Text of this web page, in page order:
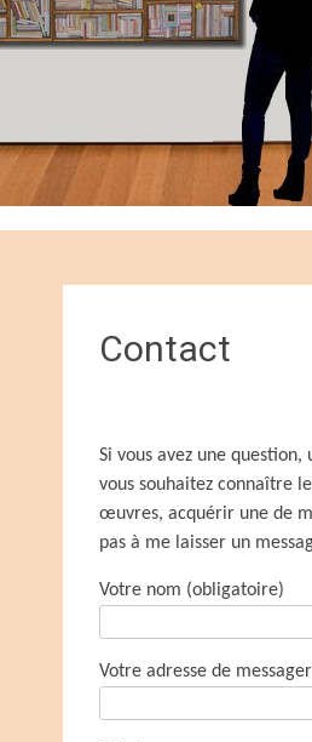
Contact
Si vous avez une question,
vous souhaitez connaître
œuvres, acquérir une de
pas à me laisser un
Votre nom (obligatoire)
Votre adresse de